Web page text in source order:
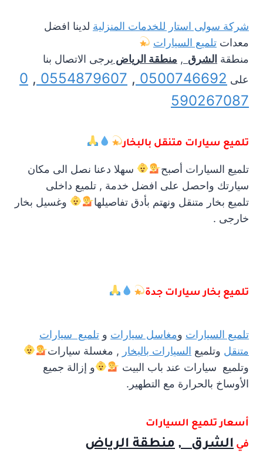
شركة سولى استار للخدمات المنزلية لدينا افضل
معدات تلميع السيارات
منطقة الشرق , منطقة الرياض يرجى الاتصال بنا
على 0500746692
,
0554879607
,
0
590267087
تلميع سيارات متنقل بالبخار
تلميع السيارات أصبح
سهلا دعنا نصل الى مكان
سيارتك واحصل على افضل خدمة , تلميع داخلى
تلميع بخار متنقل ونهتم بأدق تفاصيلها
وغسيل بخار
خارجى .
تلميع بخار سيارات جدة
تلميع السيارات ومغاسل سيارات و تلميع سيارات
متنقل وتلميع السيارات بالبخار , مغسلة سيارات
وتلميع سيارات عند باب البيت
و إزالة جميع
الأوساخ بالحرارة مع التطهير.
أسعار تلميع السيارات
في الشرق , منطقةالرياض